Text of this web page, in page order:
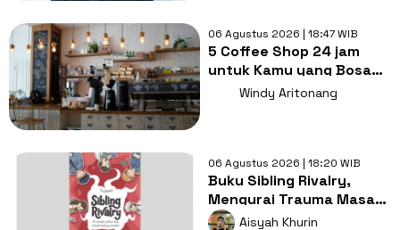
06 Agustus 2026 | 18:47 WIB
5 Coffee Shop 24 jam
untuk Kamu yang Bosan
Nugas di Kos
Windy Aritonang
06 Agustus 2026 | 18:20 WIB
Buku Sibling Rivalry,
Mengurai Trauma Masa
Kecil dan Persaingan
Aisyah Khurin